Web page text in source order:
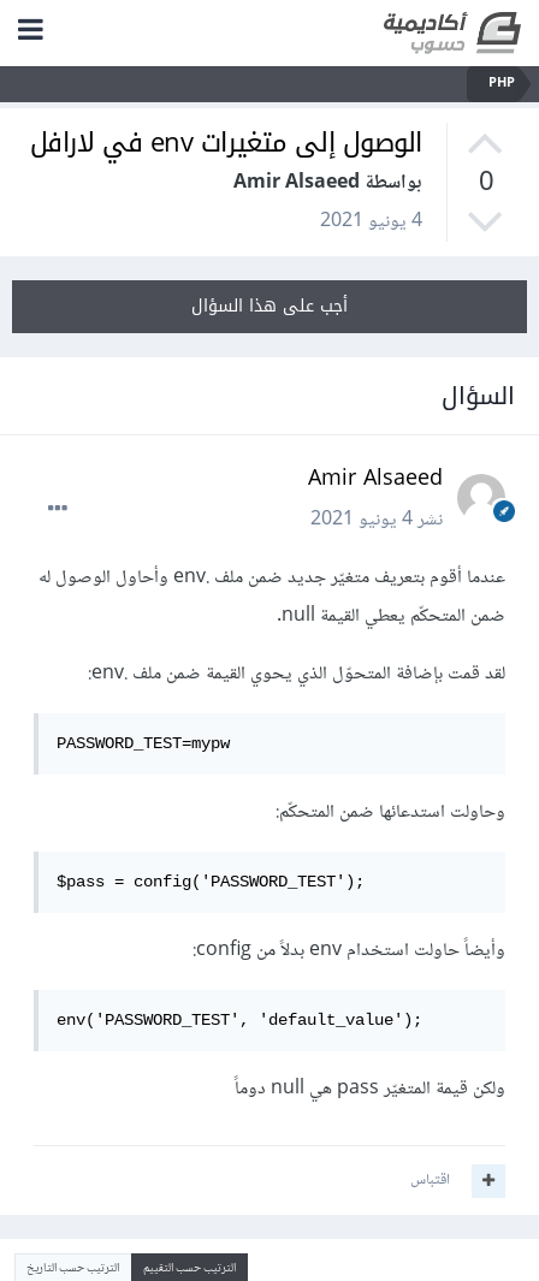
PHP
0
الوصول إلى متغيرات env في لارافل
بواسطة Amir Alsaeed
4 يونيو 2021
أجب على هذا السؤال
السؤال
Amir Alsaeed
نشر4 يونيو 2021
عندما أقوم بتعريف متغيّر جديد ضمن ملف .env وأحاول الوصول له
ضمن المتحكّم يعطي القيمة null.
لقد قمت بإضافة المتحوّل الذي يحوي القيمة ضمن ملف .env:
PASSWORD_TEST=mypw
وحاولت استدعائها ضمن المتحكّم:
$pass = config('PASSWORD_TEST');
وأيضاً حاولت استخدام env بدلاً من config:
env('PASSWORD_TEST', 'default_value');
ولكن قيمة المتغيّر pass هي null دوماً
اقتباس
الترتيب حسب التقييم الترتيب حسب التاريخ